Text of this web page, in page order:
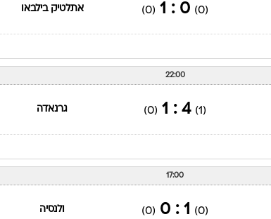
(0)
0 : 1
(0) אתלטיק בילבאו
22:00
(1)
4 : 1
(0) גרנאדה
17:00
(0)
1 : 0
(0) ולנסיה